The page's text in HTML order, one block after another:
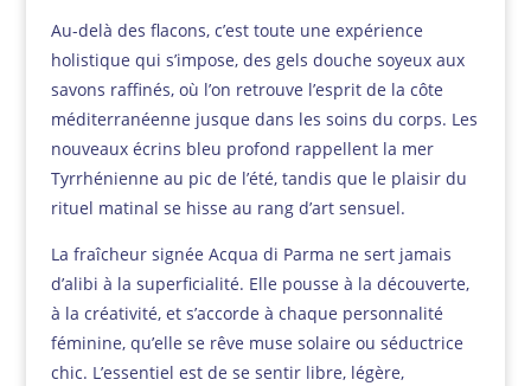
Au-delà des flacons, c’est toute une expérience
holistique qui s’impose, des gels douche soyeux aux
savons raffinés, où l’on retrouve l’esprit de la côte
méditerranéenne jusque dans les soins du corps. Les
nouveaux écrins bleu profond rappellent la mer
Tyrrhénienne au pic de l’été, tandis que le plaisir du
rituel matinal se hisse au rang d’art sensuel.
La fraîcheur signée Acqua di Parma ne sert jamais
d’alibi à la superficialité. Elle pousse à la découverte,
à la créativité, et s’accorde à chaque personnalité
féminine, qu’elle se rêve muse solaire ou séductrice
chic. L’essentiel est de se sentir libre, légère,